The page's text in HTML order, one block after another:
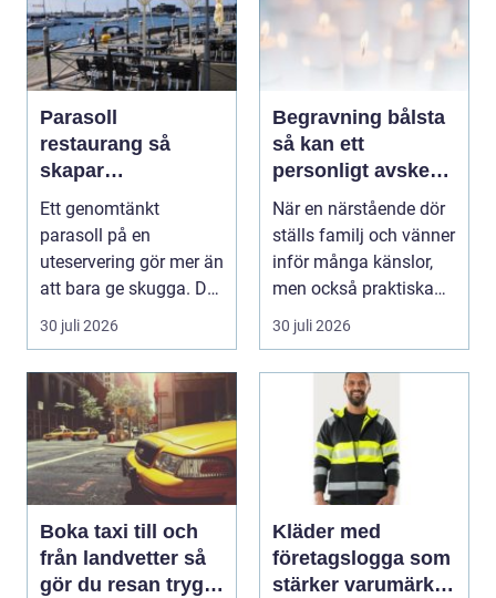
Parasoll
restaurang så
skapar
uteserveringen rätt
känsla året runt
Ett genomtänkt
parasoll på en
uteservering gör mer än
att bara ge skugga. Det
påverkar hur länge
gäs...
30 juli 2026
Begravning bålsta
så kan ett
personligt avsked
formas
När en närstående dör
ställs familj och vänner
inför många känslor,
men också praktiska
beslut. En b...
30 juli 2026
Boka taxi till och
från landvetter så
gör du resan trygg
Kläder med
företagslogga som
stärker varumärket